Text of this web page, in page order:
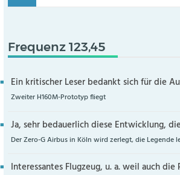
Frequenz 123,45
Ein kritischer Leser bedankt sich für die
Zweiter H160M-Prototyp fliegt
Ja, sehr bedauerlich diese Entwicklung,
Der Zero-G Airbus in Köln wird zerlegt, die Legende
Interessantes Flugzeug, u. a. weil auch die